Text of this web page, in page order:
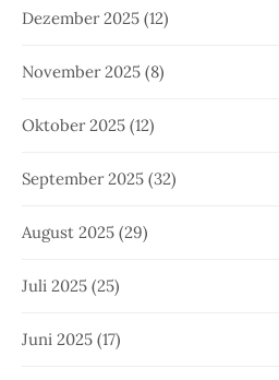
Dezember 2025 (12)
November 2025 (8)
Oktober 2025 (12)
September 2025 (32)
August 2025 (29)
Juli 2025 (25)
Juni 2025 (17)